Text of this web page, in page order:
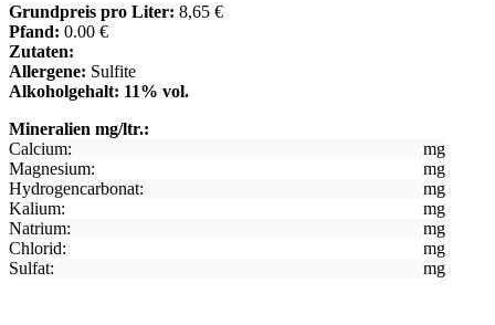
Grundpreis pro Liter: 8,65 €
Pfand: 0.00 €
Zutaten:
Allergene: Sulfite
Alkoholgehalt: 11% vol.
Mineralien mg/ltr.:
Calcium:
mg
Magnesium:
mg
Hydrogencarbonat:
mg
Kalium:
mg
Natrium:
mg
Chlorid:
mg
Sulfat:
mg